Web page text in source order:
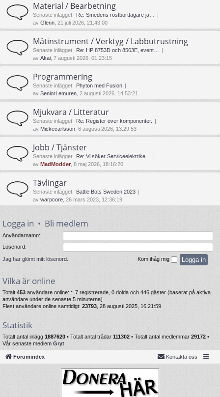
Material / Bearbetning
Senaste inlägget: Re: Smedens rostborttagare jä…
av Glenn , 21 juli 2026, 21:43:00
Mätinstrument / Verktyg / Labbutrustning
Senaste inlägget: Re: HP 8753D och 8563E, event…
av Akai , 7 augusti 2026, 01:23:15
Programmering
Senaste inlägget: Phyton med Fusion
av SeniorLemuren , 2 augusti 2026, 14:53:21
Mjukvara / Litteratur
Senaste inlägget: Re: Register över komponenter.
av Mickecarlsson , 6 augusti 2026, 13:29:53
Jobb / Tjänster
Senaste inlägget: Re: Vi söker Serviceelektrike…
av MadModder , 8 maj 2026, 18:16:20
Tävlingar
Senaste inlägget: Battle Bots Sweden 2023
av warpcore , 26 mars 2023, 12:36:19
Logga in • Bli medlem
Användarnamn:
Lösenord:
Jag har glömt mitt lösenord. Kom ihåg mig
Vilka är online
Totalt 453 användare online: :: 7 registrerade, 0 dolda och 446 gäster (baserat på aktiva
användare under de senaste 5 minuterna)
Flest användare online samtidigt: 23793 , 28 augusti 2025, 16:21:59
Statistik
Totalt antal inlägg 1887620 • Totalt antal trådar 111302 • Totalt antal medlemmar 29172 •
Vår senaste medlem Gryt
Forumindex Kontakta oss